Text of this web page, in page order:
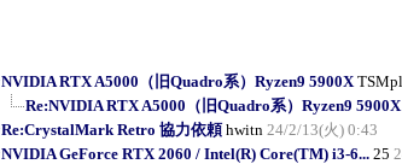
NVIDIA RTX A5000（旧Quadro系）Ryzen9 5900X
Re:NVIDIA RTX A5000（旧Quadro系）Ryzen9 5900X
Re:CrystalMark Retro 協力依頼 hwitn 24/2/13(火) 0:43
NVIDIA GeForce RTX 2060 / Intel(R) Core(TM) i3-6... 25